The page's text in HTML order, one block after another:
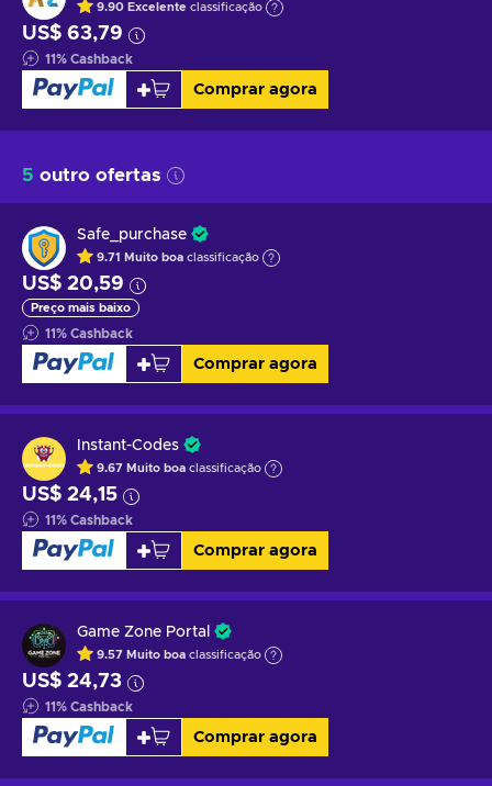
9.90 Excelente classificação
US$ 63,79
11% Cashback
Comprar agora
5 outro ofertas
Safe_purchase
9.71 Muito boa classificação
US$ 20,59
Preço mais baixo
11% Cashback
Comprar agora
Instant-Codes
9.67 Muito boa classificação
US$ 24,15
11% Cashback
Comprar agora
Game Zone Portal
9.57 Muito boa classificação
US$ 24,73
11% Cashback
Comprar agora